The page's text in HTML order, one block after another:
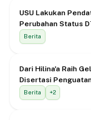
USU Lakukan
Perubahan Status
Berita
Dari Hilina'a Raih
Disertasi
Berita +2